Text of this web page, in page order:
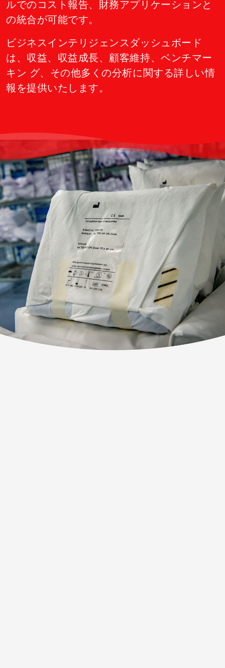
ルでのコスト報告、財務アプリケーションと
の統合が可能です。
ビジネスインテリジェンスダッシュボード
は、収益、収益成長、顧客維持、ベンチマー
キン グ、その他多くの分析に関する詳しい情
報を提供いたします。